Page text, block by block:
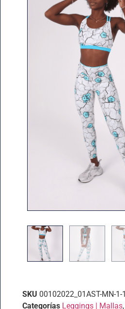
SKU 00102022_01AST-MN-1-1
Categorías Leggings | Mallas,